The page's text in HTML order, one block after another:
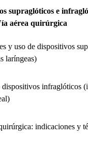
supraglóticos e
aérea quirúrgica
y uso de dispositivos
laríngeas)
dispositivos infraglóticos
indicaciones y